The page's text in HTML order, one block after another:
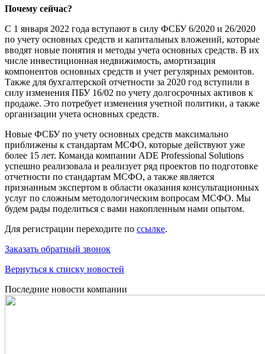
Почему сейчас?
С 1 января 2022 года вступают в силу ФСБУ 6/2020 и 26/2020
по учету основных средств и капитальных вложений, которые
вводят новые понятия и методы учета основных средств. В их
числе инвестиционная недвижимость, амортизация
компонентов основных средств и учет регулярных ремонтов.
Также для бухгалтерской отчетности за 2020 год вступили в
силу изменения ПБУ 16/02 по учету долгосрочных активов к
продаже. Это потребует изменения учетной политики, а также
организации учета основных средств.
Новые ФСБУ по учету основных средств максимально
приближены к стандартам МСФО, которые действуют уже
более 15 лет. Команда компании ADE Professional Solutions
успешно реализовала и реализует ряд проектов по подготовке
отчетности по стандартам МСФО, а также является
признанным экспертом в области оказания консультационных
услуг по сложным методологическим вопросам МСФО. Мы
будем рады поделиться с вами накопленным нами опытом.
Для регистрации переходите по ссылке.
Заказать обратный звонок
Вернуться к списку новостей
Последние новости компании